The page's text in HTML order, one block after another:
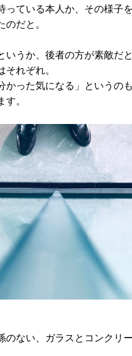
っている本人か、その様子
のだと。
いうか、後者の方が素敵だ
それぞれ。
かった気になる」というの
す。
のない、ガラスとコンクリ